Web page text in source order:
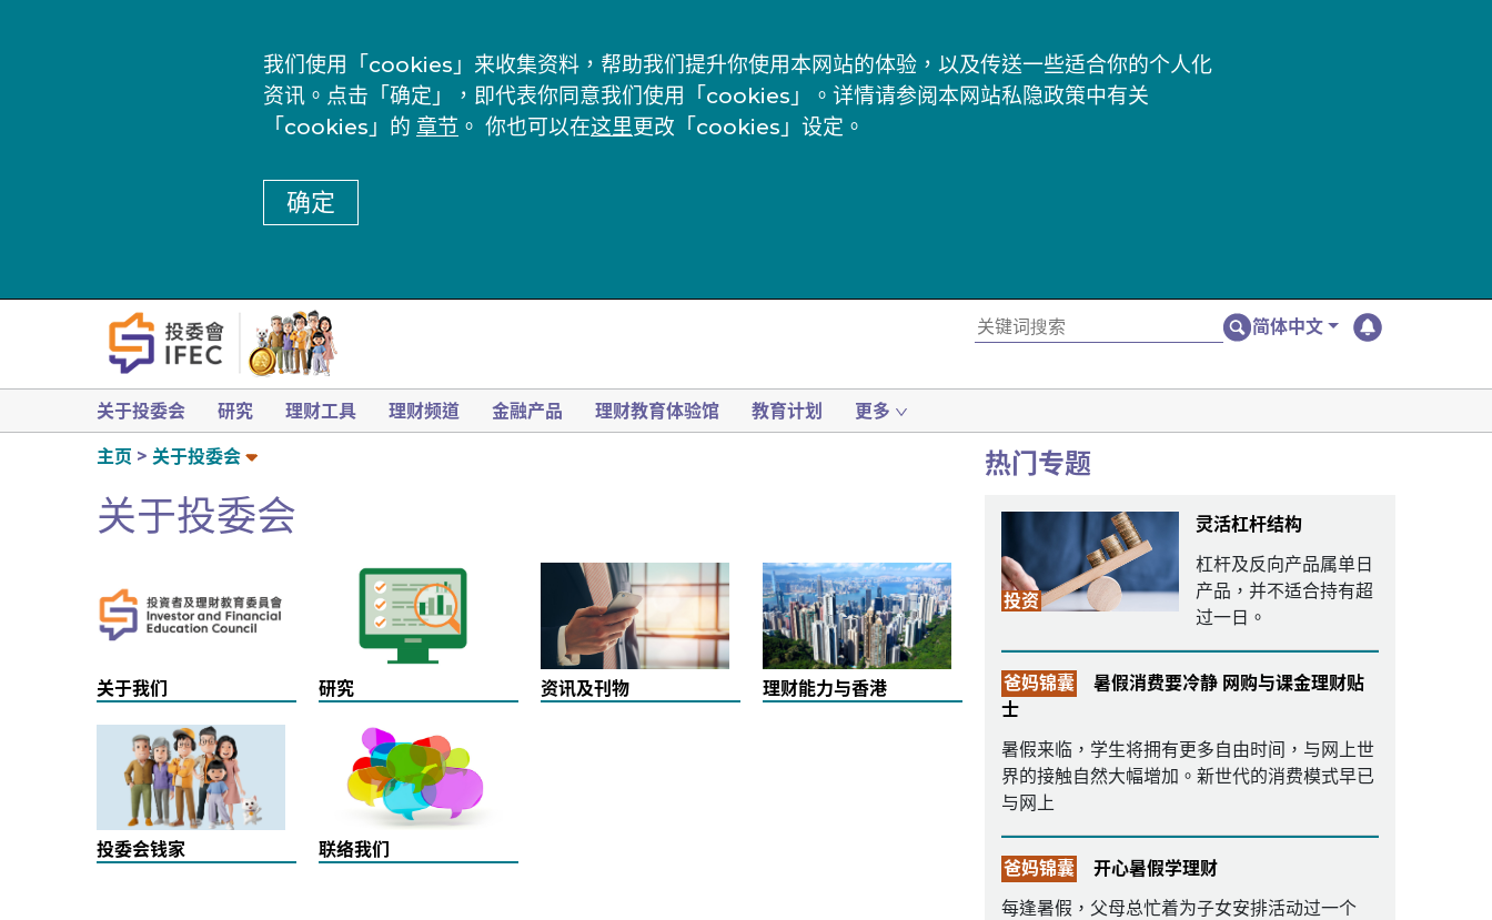
我们使用「cookies」来收集资料，帮助我们提升你使用本网站的体验，以及传送一些适合你的个人化
资讯。点击「确定」，即代表你同意我们使用「cookies」。详情请参阅本网站私隐政策中有关
「cookies」的 章节 。 你也可以在这里更改「cookies」设定。
确定
简体中文
关于投委会 研究 理财工具 理财频道 金融产品 理财教育体验馆 教育计划 更多
主页 关于投委会
关于投委会
关于我们 研究 资讯及刊物 理财能力与香港
投委会钱家 联络我们
热门专题
投资
灵活杠杆结构
杠杆及反向产品属单日
产品，并不适合持有超
过一日。
爸妈锦囊
暑假消费要冷静 网购与课金理财贴
士
暑假来临，学生将拥有更多自由时间，与网上世
界的接触自然大幅增加。新世代的消费模式早已
与网上
爸妈锦囊
开心暑假学理财
每逢暑假，父母总忙着为子女安排活动过一个